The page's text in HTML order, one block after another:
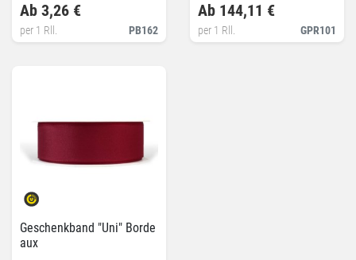
PB162
Ab 3,26 €
per 1 Rll. GPR101
Ab 144,11 €
per 1 Rll.
Geschenkband "Uni" Borde
aux